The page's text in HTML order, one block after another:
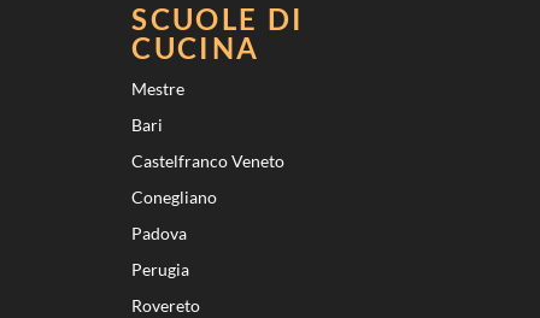
SCUOLE DI
CUCINA
Mestre
Bari
Castelfranco Veneto
Conegliano
Padova
Perugia
Rovereto